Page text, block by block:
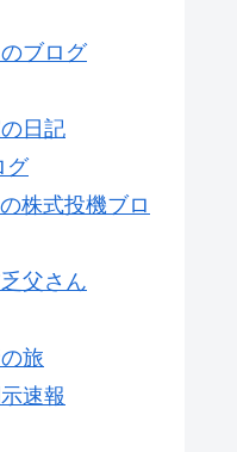
ブログ
日記
グ
株式投機ブロ
父さん
旅
速報